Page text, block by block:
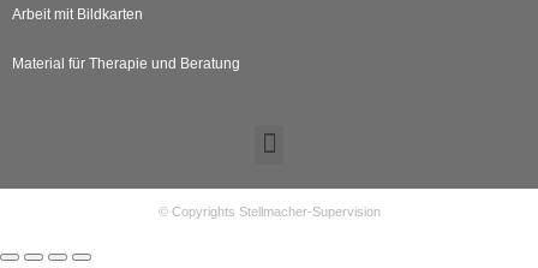
Arbeit mit Bildkarten
Material für Therapie und Beratung
© Copyrights Stellmacher-Supervision